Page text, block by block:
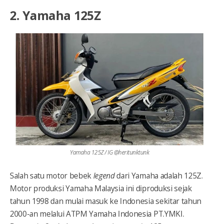
2. Yamaha 125Z
Yamaha 125Z / IG @heritunktunk
Salah satu motor bebeklegenddari Yamaha adalah 125Z.
Motor produksi Yamaha Malaysia ini diproduksi sejak
tahun 1998 dan mulai masuk ke Indonesia sekitar tahun
2000-an melalui ATPM Yamaha Indonesia PT.YMKI.